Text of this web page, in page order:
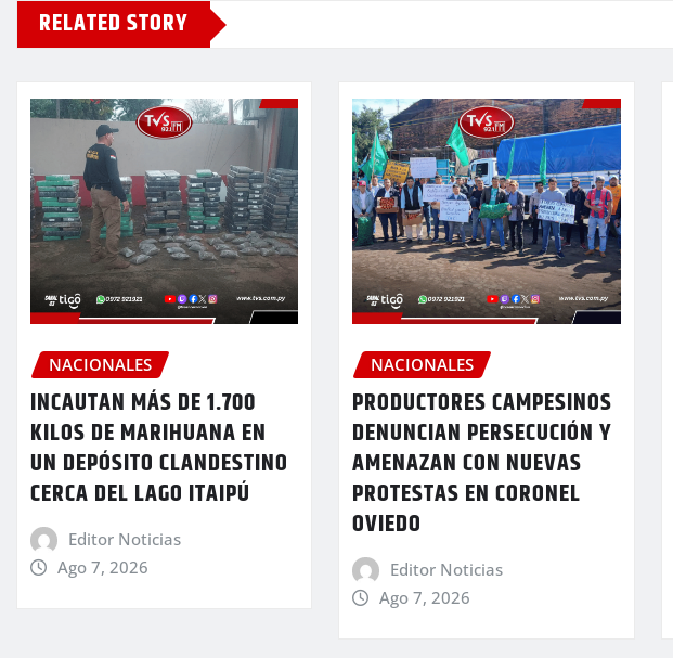
RELATED STORY
NACIONALES
INCAUTAN MÁS DE 1.700
KILOS DE MARIHUANA EN
UN DEPÓSITO CLANDESTINO
CERCA DEL LAGO ITAIPÚ
Editor Noticias
Ago 7, 2026
NACIONALES
PRODUCTORES CAMPESINOS
DENUNCIAN PERSECUCIÓN Y
AMENAZAN CON NUEVAS
PROTESTAS EN CORONEL
OVIEDO
Editor Noticias
Ago 7, 2026